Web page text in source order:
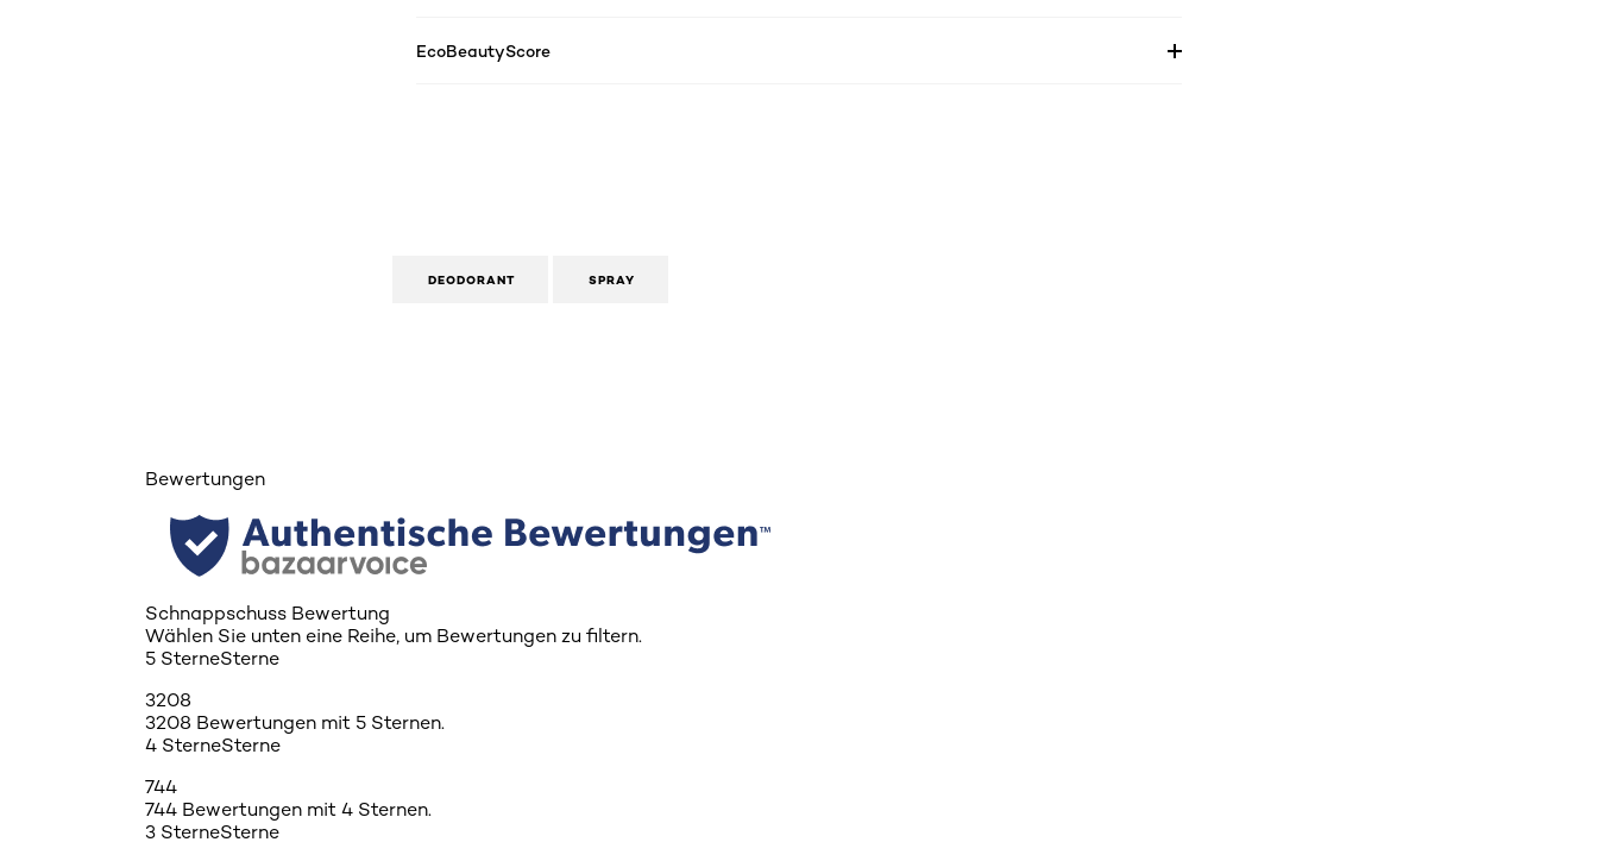
EcoBeautyScore
DEODORANT SPRAY
Bewertungen
Schnappschuss Bewertung
Wählen Sie unten eine Reihe, um Bewertungen zu filtern.
5 SterneSterne
3208
3208 Bewertungen mit 5 Sternen.
4 SterneSterne
744
744 Bewertungen mit 4 Sternen.
3 SterneSterne